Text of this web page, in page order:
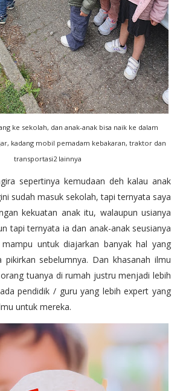
ke sekolah, dan anak-anak bisa naik ke dalam
kadang mobil pemadam kebakaran, traktor dan
transportasi2 lainnya
sepertinya kemudaan deh kalau anak
sudah masuk sekolah, tapi ternyata saya
kekuatan anak itu, walaupun usianya
tapi ternyata ia dan anak-anak seusianya
mampu untuk diajarkan banyak hal yang
pikirkan sebelumnya. Dan khasanah ilmu
tuanya di rumah justru menjadi lebih
pendidik / guru yang lebih expert yang
untuk mereka.